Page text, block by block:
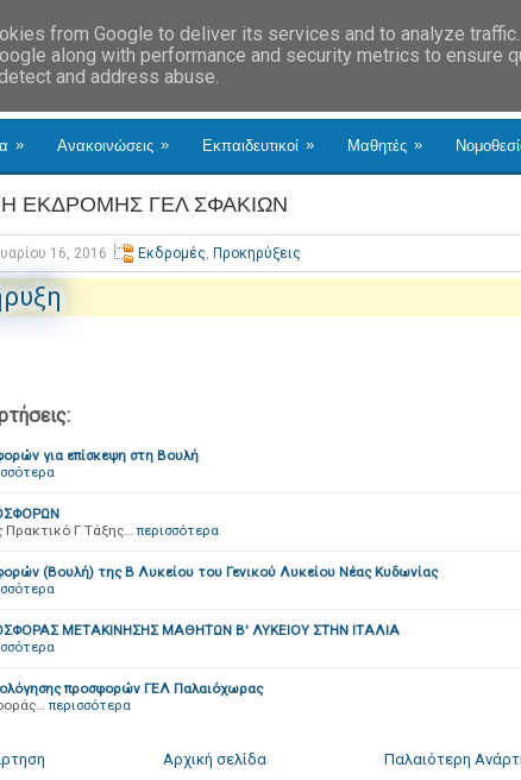
» Ανακοινώσεις » Εκπαιδευτικοί » Μαθητές »
ΕΚΔΡΟΜΗΣ ΓΕΛ ΣΦΑΚΙΩΝ
16, 2016 Εκδρομές, Προκηρύξεις
για επίσκεψη στη Βουλή
Πρακτικό Γ Τάξης… περισσότερα
(Βουλή) της Β Λυκείου του Γενικού Λυκείου Νέας Κυδωνίας
ΜΕΤΑΚΙΝΗΣΗΣ ΜΑΘΗΤΩΝ Β' ΛΥΚΕΙΟΥ ΣΤΗΝ ΙΤΑΛΙΑ
προσφορών ΓΕΛ Παλαιόχωρας
περισσότερα
Παλαιότερη
Αρχική σελίδα
from Google to deliver its services and to analyze
along with performance and security metrics to ensure
and address abuse.